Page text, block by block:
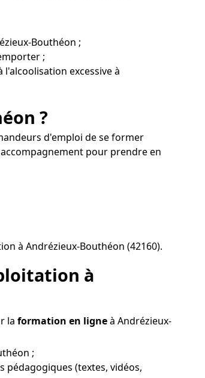
Bouthéon ;
;
excessive à
?
d'emploi de se former
pour prendre en
à Andrézieux-Bouthéon (42160).
à
la formation en ligneà Andrézieux-
;
(textes, vidéos,